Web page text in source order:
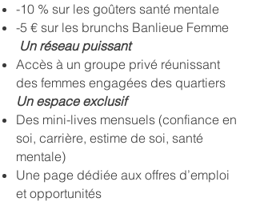
-10 % sur les goûters santé mentale
-5 € sur les brunchs Banlieue Femme
Un réseau puissant
Accès à un groupe privé réunissant
des femmes engagées des quartiers
Un espace exclusif
Des mini-lives mensuels (confiance en
soi, carrière, estime de soi, santé
mentale)
Une page dédiée aux offres d’emploi
et opportunités